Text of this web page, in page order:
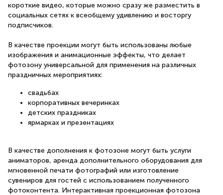
короткие видео, которые можно сразу же разместить в
социальных сетях к всеобщему удивлению и восторгу
подписчиков.
В качестве проекции могут быть использованы любые
изображения и анимационные эффекты, что делает
фотозону универсальной для применения на различных
праздничных мероприятиях:
свадьбах
корпоративных вечеринках
детских праздниках
ярмарках и презентациях
В качестве дополнения к фотозоне могут быть услуги
аниматоров, аренда дополнительного оборудования для
мгновенной печати фотографий или изготовление
сувениров для гостей с использованием полученного
фотоконтента. Интерактивная проекционная фотозона